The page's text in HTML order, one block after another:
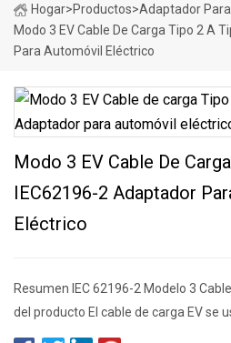
Hogar>Productos>Adaptador
Modo 3 EV Cable De Carga Tipo 2 A
Para Automóvil Eléctrico
Modo 3 EV Cable De
IEC62196-2 Adaptador
Eléctrico
Resumen IEC 62196-2 Modelo 3
del producto El cable de carga EV se